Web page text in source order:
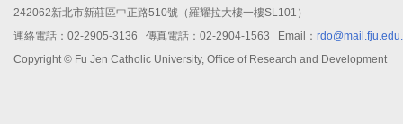
242062新北市新莊區中正路510號（羅耀拉大樓一樓SL101）
連絡電話：02-2905-3136 傳真電話：02-2904-1563 Email：
Copyright © Fu Jen Catholic University, Office of Research and Development